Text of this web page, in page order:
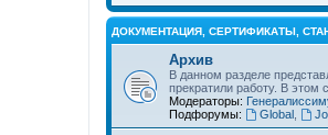
ДОКУМЕНТАЦИЯ, СЕРТИФИКАТЫ,
Архив
В данном разделе
прекратили работу. В этом
Модераторы:
Подфорумы:
Global,